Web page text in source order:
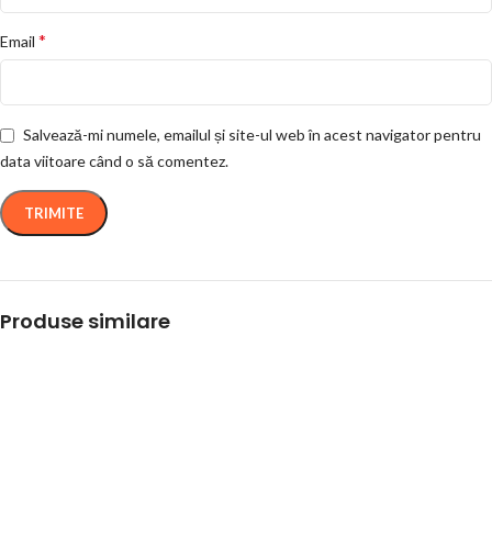
Email *
Salvează-mi numele, emailul și site-ul web în acest navigator pentru
data viitoare când o să comentez.
Produse similare